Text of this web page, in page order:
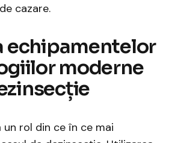
cazare.
echipamentelor
moderne
un rol din ce în ce mai